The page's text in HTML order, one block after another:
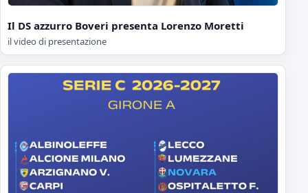
Il DS azzurro Boveri presenta Lorenzo Moretti
il video di presentazione